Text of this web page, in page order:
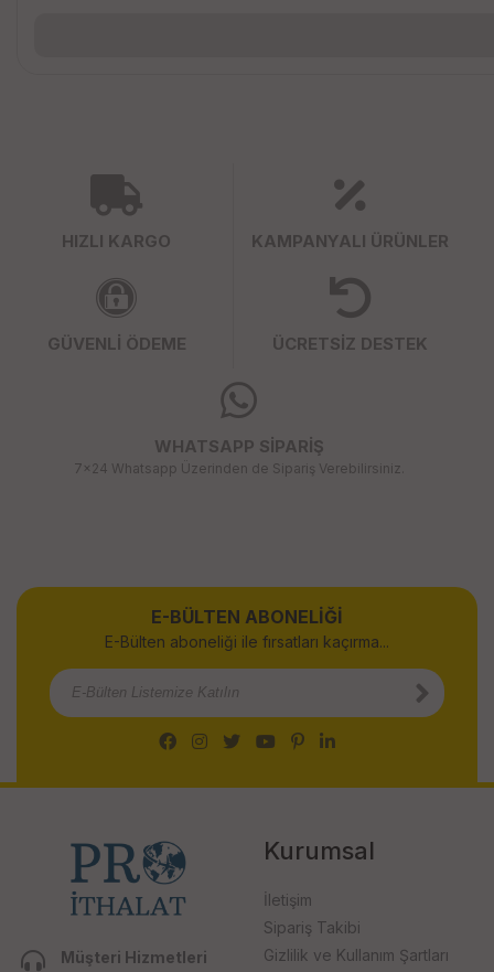
HIZLI KARGO KAMPANYALI ÜRÜNLER
GÜVENLİ ÖDEME ÜCRETSİZ DESTEK
WHATSAPP SİPARİŞ
7x24 Whatsapp Üzerinden de Sipariş Verebilirsiniz.
E-BÜLTEN ABONELİĞİ
E-Bülten aboneliği ile fırsatları kaçırma...
Müşteri Hizmetleri
Kurumsal
İletişim
Sipariş Takibi
Gizlilik ve Kullanım Şartları